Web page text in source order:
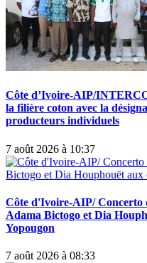
Côte d’Ivoire-AIP/
la filière coton avec la
producteurs individuels
7 août 2026 à 10:37
Côte d'Ivoire-AIP/ Concerto
Adama Bictogo et Dia
Yopougon
7 août 2026 à 08:33